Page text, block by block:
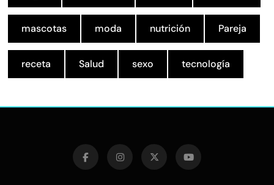
mascotas moda nutrición Pareja
receta Salud sexo tecnología